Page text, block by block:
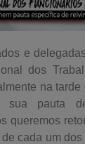
e
dos
na tarde
sua pauta
queremos
cada um